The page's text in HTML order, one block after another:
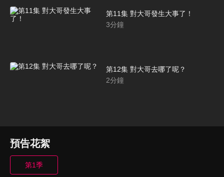
第11集 對大哥發生大事了！
3分鐘
第12集 對大哥去哪了呢？
2分鐘
預告花絮
第1季